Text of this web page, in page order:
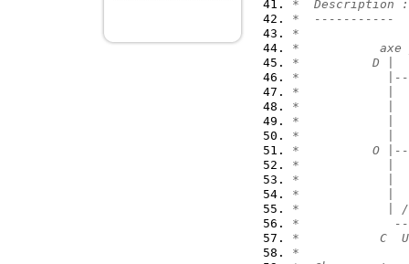
*
*
*
*
*          D |
*            |-----
*            |
*            |
*            |
*            |
*          O
*            |
*            |
*            |
*            |
*
*           C
*